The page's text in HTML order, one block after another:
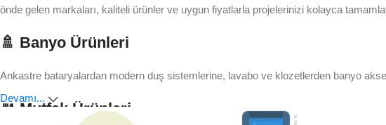
önde gelen markaları, kaliteli ürünler ve uygun fiyatlarla projelerinizi kolayca
🚿 Banyo Ürünleri
Ankastre bataryalardan modern duş sistemlerine, lavabo ve klozetlerden banyo
🍴 Mutfak Ürünleri
Devamı...